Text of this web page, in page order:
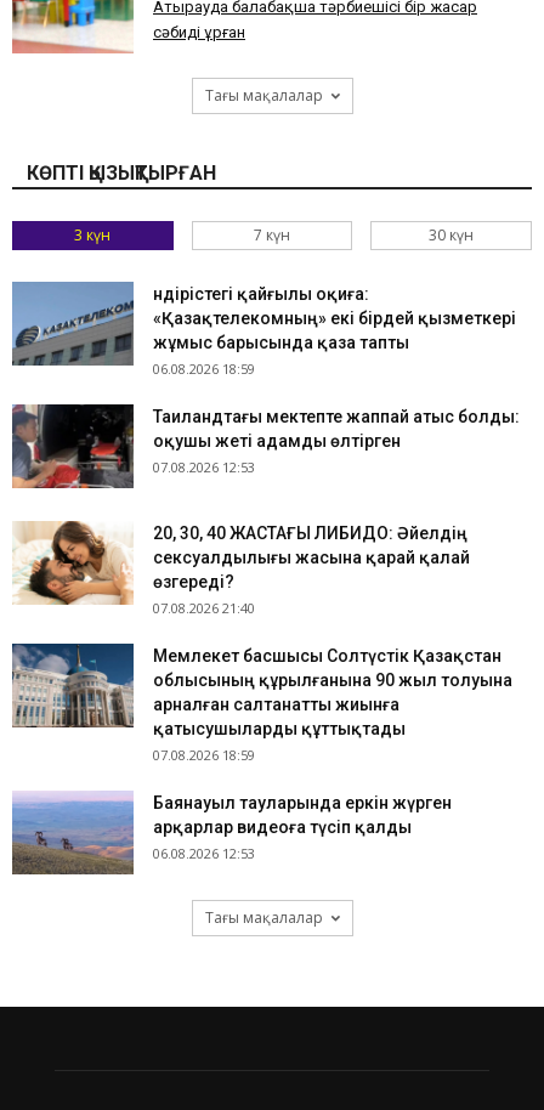
Атырауда балабақша тәрбиешісі бір жасар
сәбиді ұрған
Тағы мақалалар
КӨПТІ ҚЫЗЫҚТЫРҒАН
3 күн 7 күн 30 күн
Өндірістегі қайғылы оқиға:
«Қазақтелекомның» екі бірдей қызметкері
жұмыс барысында қаза тапты
06.08.2026 18:59
Таиландтағы мектепте жаппай атыс болды:
оқушы жеті адамды өлтірген
07.08.2026 12:53
​20, 30, 40 ЖАСТАҒЫ ЛИБИДО: Әйелдің
сексуалдылығы жасына қарай қалай
өзгереді?
07.08.2026 21:40
Мемлекет басшысы Солтүстік Қазақстан
облысының құрылғанына 90 жыл толуына
арналған салтанатты жиынға
қатысушыларды құттықтады
07.08.2026 18:59
Баянауыл тауларында еркін жүрген
арқарлар видеоға түсіп қалды
06.08.2026 12:53
Тағы мақалалар